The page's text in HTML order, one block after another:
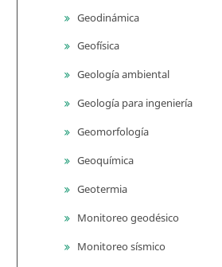
Geodinámica
Geofísica
Geología ambiental
Geología para ingeniería
Geomorfología
Geoquímica
Geotermia
Monitoreo geodésico
Monitoreo sísmico